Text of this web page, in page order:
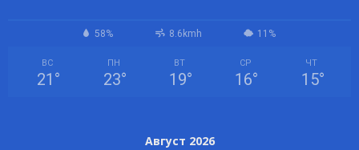
58% 8.6kmh 11%
ВС
21 °
ПН
23°
ВТ
19°
СР
16°
ЧТ
15°
Август 2026